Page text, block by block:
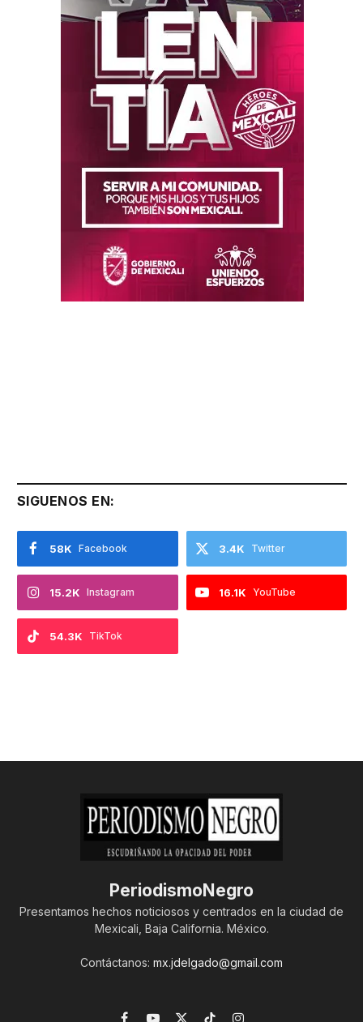
SIGUENOS EN:
Facebook
58K Twitter
3.4K
Instagram
15.2K YouTube
16.1K
TikTok
54.3K
PeriodismoNegro
Presentamos hechos noticiosos y centrados en la ciudad de
Mexicali, Baja California. México.
Contáctanos: mx.jdelgado@gmail.com